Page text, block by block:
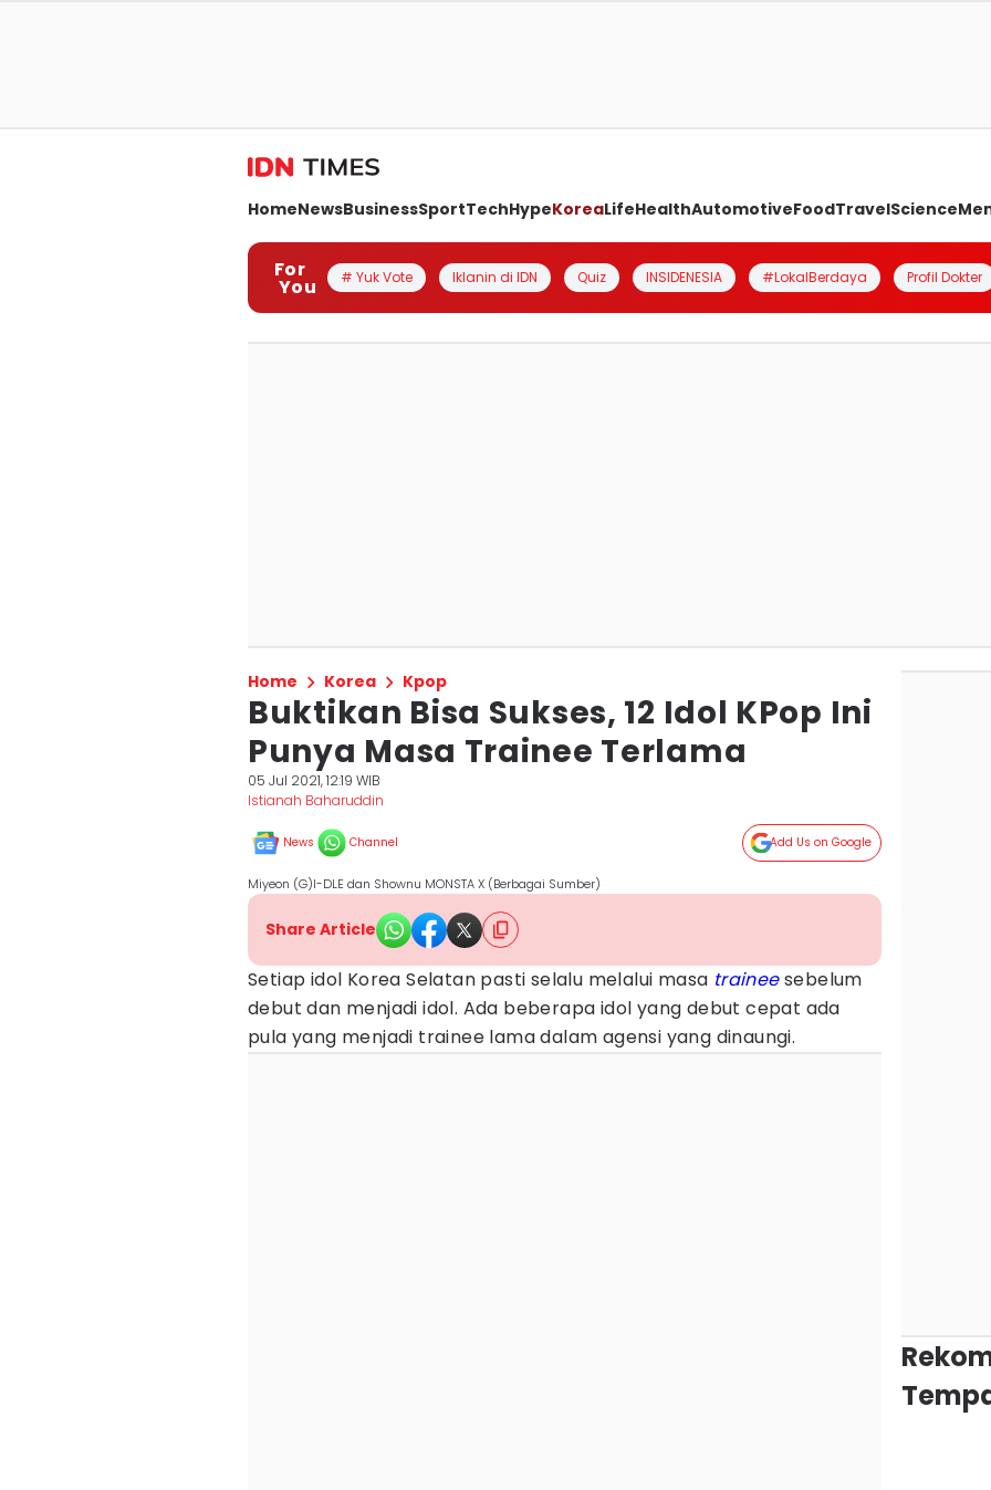
HomeNewsBusinessSportTechHypeKoreaLifeHealthAutomotiveFoodTravelScience
For
You # Yuk Vote Iklanin di IDN Quiz INSIDENESIA #LokalBerdaya Profil Dokter
Home Korea Kpop
Buktikan Bisa Sukses, 12 Idol KPop Ini
Punya Masa Trainee Terlama
05 Jul 2021, 12:19 WIB
Istianah Baharuddin
News Channel Add Us on Google
Miyeon (G)I-DLE dan Shownu MONSTA X (Berbagai Sumber)
Share Article
Setiap idol Korea Selatan pasti selalu melalui masa traineesebelum
debut dan menjadi idol. Ada beberapa idol yang debut cepat ada
pula yang menjadi trainee lama dalam agensi yang dinaungi.